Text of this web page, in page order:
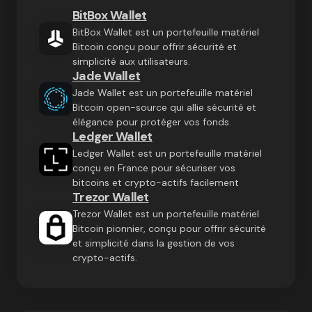
BitBox Wallet
BitBox Wallet est un portefeuille matériel
Bitcoin conçu pour offrir sécurité et
simplicité aux utilisateurs.
Jade Wallet
Jade Wallet est un portefeuille matériel
Bitcoin open-source qui allie sécurité et
élégance pour protéger vos fonds.
Ledger Wallet
Ledger Wallet est un portefeuille matériel
conçu en France pour sécuriser vos
bitcoins et crypto-actifs facilement
Trezor Wallet
Trezor Wallet est un portefeuille matériel
Bitcoin pionnier, conçu pour offrir sécurité
et simplicité dans la gestion de vos
crypto-actifs.